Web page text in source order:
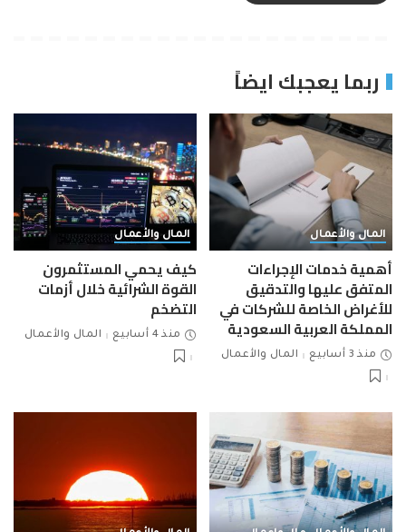
ربما يعجبك ايضاً
المال والأعمال
أهمية خدمات الإجراءات
المتفق عليها والتدقيق
للأغراض الخاصة للشركات في
المملكة العربية السعودية
منذ 3 أسابيع المال والأعمال
المال والأعمال
كيف يحمي المستثمرون
القوة الشرائية خلال أزمات
التضخم
منذ 4 أسابيع المال والأعمال